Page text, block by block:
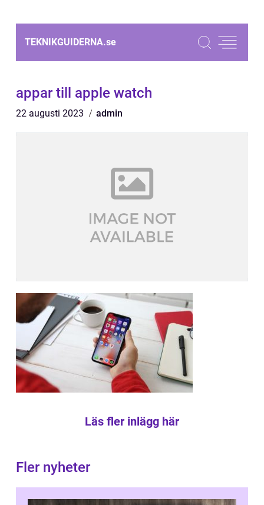
TEKNIKGUIDERNA.se
appar till apple watch
22 augusti 2023 admin
Läs fler inlägg här
Fler nyheter